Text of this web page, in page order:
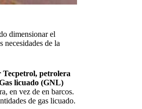
dimensionar el
necesidades de la
Tecpetrol, petrolera
licuado (GNL)
en vez de en barcos.
de gas licuado.